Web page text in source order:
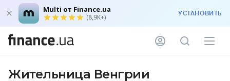
Multi от Finance.ua
(8,9K+) УСТАНОВИТЬ
Жительница Венгрии